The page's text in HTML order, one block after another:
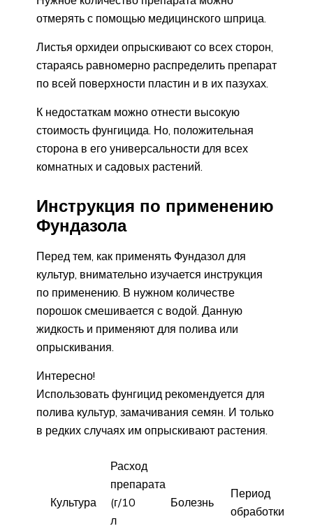
отмерять с помощью медицинского шприца.
Листья орхидеи опрыскивают со всех сторон,
стараясь равномерно распределить препарат
по всей поверхности пластин и в их пазухах.
К недостаткам можно отнести высокую
стоимость фунгицида. Но, положительная
сторона в его универсальности для всех
комнатных и садовых растений.
Инструкция по применению
Фундазола
Перед тем, как применять Фундазол для
культур, внимательно изучается инструкция
по применению. В нужном количестве
порошок смешивается с водой. Данную
жидкость и применяют для полива или
опрыскивания.
Интересно!
Использовать фунгицид рекомендуется для
полива культур, замачивания семян. И только
в редких случаях им опрыскивают растения.
Культура
Расход
препарата
(г/10
л
Болезнь
Период
обработки